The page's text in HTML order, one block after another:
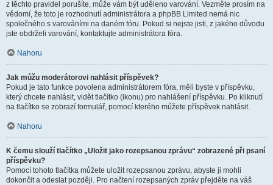
z těchto pravidel porušíte, může vám být uděleno varování. Vezměte prosím na
vědomí, že toto je rozhodnutí administrátora a phpBB Limited nemá nic
společného s varováními na daném fóru. Pokud si nejste jisti, z jakého důvodu
jste obdrželi varování, kontaktujte administrátora fóra.
Nahoru
Jak můžu moderátorovi nahlásit příspěvek?
Pokud je tato funkce povolena administrátorem fóra, měli byste v příspěvku,
který chcete nahlásit, vidět tlačítko (ikonu) pro nahlášení příspěvku. Po kliknutí
na tlačítko se zobrazí formulář, pomocí kterého můžete příspěvek nahlásit.
Nahoru
K čemu slouží tlačítko „Uložit jako rozepsanou zprávu“ zobrazené při psaní
příspěvku?
Pomocí tohoto tlačítka můžete uložit rozepsanou zprávu, abyste ji mohli
dokončit a odeslat později. Pro načtení rozepsaných zpráv přejděte na váš